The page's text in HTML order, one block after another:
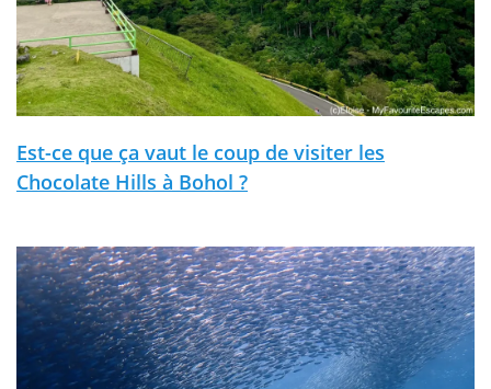
Est-ce que ça vaut le coup de visiter les
Chocolate Hills à Bohol ?